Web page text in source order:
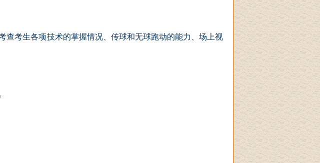
查考生各项技术的掌握情况、传球和无球跑动的能力、场上视